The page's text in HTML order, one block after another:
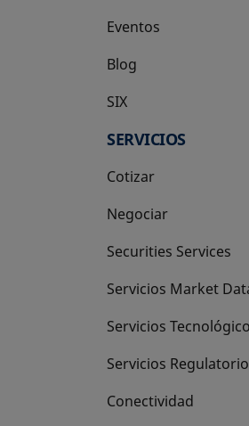
Eventos
Blog
SIX
se abre en una
SERVICIOS
Cotizar
Negociar
Securities Services
Servicios Market
Servicios
Servicios
Conectividad